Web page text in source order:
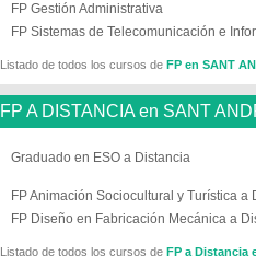
FP Gestión Administrativa
FP Sistemas de Telecomunicación e
Listado de todos los cursos de FP en SANT
FP A DISTANCIA en SANT
Graduado en ESO a Distancia
FP Animación Sociocultural y Turística a
FP Diseño en Fabricación Mecánica a
Listado de todos los cursos de FP a Distancia